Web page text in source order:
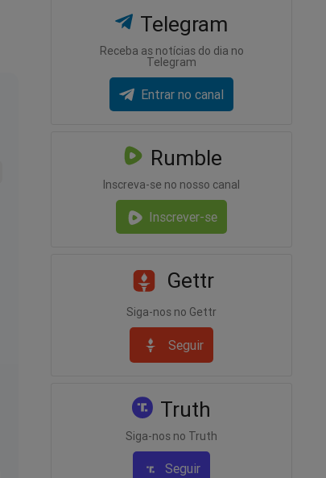
Telegram
Receba as notícias do dia no
Telegram
Entrar no canal
Rumble
Inscreva-se no nosso canal
Inscrever-se
Gettr
Siga-nos no Gettr
Seguir
Truth
Siga-nos no Truth
Seguir